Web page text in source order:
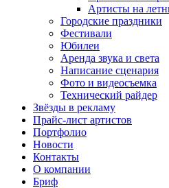
Артисты на
Городские праздники
Фестивали
Юбилеи
Аренда звука и света
Написание сценария
Фото и видеосъемка
Технический райдер
Звёзды в рекламу
Прайс-лист артистов
Портфолио
Новости
Контакты
О компании
Бриф